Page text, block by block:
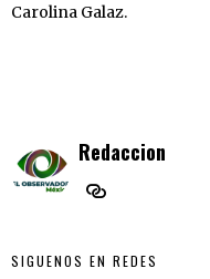
Carolina Galaz.
Redaccion
SIGUENOS EN REDES